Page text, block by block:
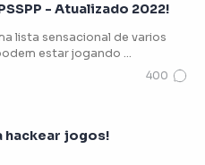
- Atualizado 2022!
lista sensacional de varios
estar jogando …
hackear jogos!